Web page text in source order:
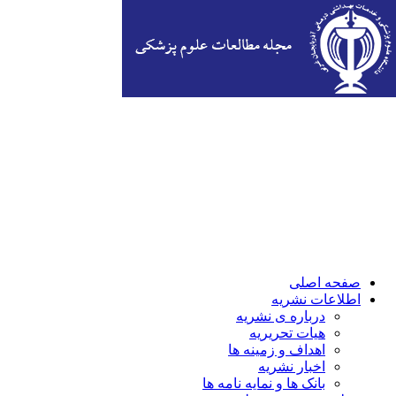
صفحه اصلی
اطلاعات نشریه
درباره ی نشریه
هیات تحریریه
اهداف و زمینه ها
اخبار نشریه
بانک ها و نمایه نامه ها